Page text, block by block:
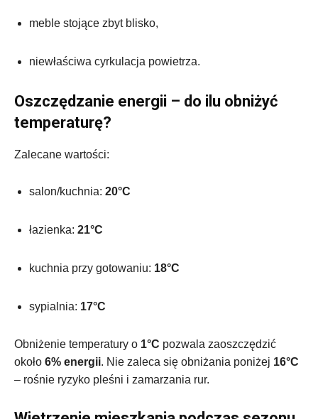
meble stojące zbyt blisko,
niewłaściwa cyrkulacja powietrza.
Oszczędzanie energii – do ilu obniżyć
temperaturę?
Zalecane wartości:
salon/kuchnia: 20°C
łazienka: 21°C
kuchnia przy gotowaniu: 18°C
sypialnia: 17°C
Obniżenie temperatury o 1°C pozwala zaoszczędzić
około 6% energii. Nie zaleca się obniżania poniżej 16°C
– rośnie ryzyko pleśni i zamarzania rur.